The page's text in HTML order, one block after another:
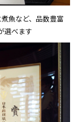
魚など、品数豊富
選べます